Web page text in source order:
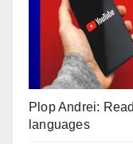
Plop Andrei:
languages